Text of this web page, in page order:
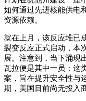
如何通过先进核能供电
资源依赖。
就在上月，该反应堆已
裂变反应正式启动，本
展。注意到，当下涌现
瓦拉便是其中一员；这
案，旨在提升安全性与
期，美国目前尚无投入